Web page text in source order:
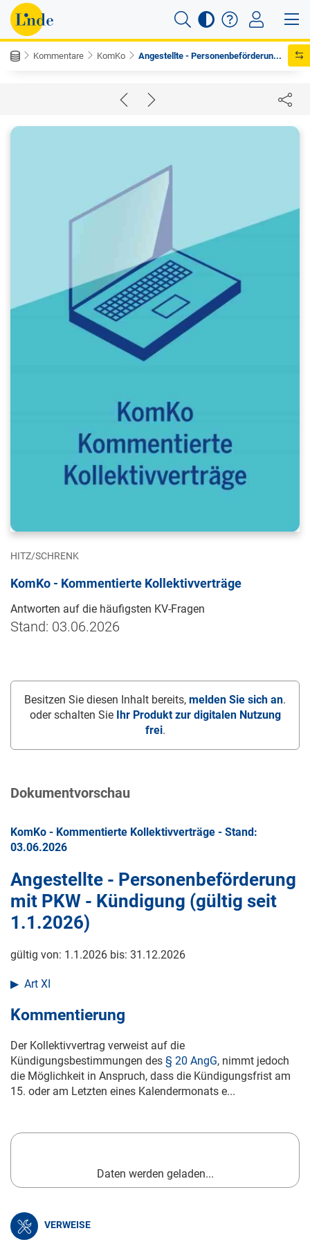
Kommentare KomKo Angestellte - Personenbeförderun...
HITZ/SCHRENK
KomKo - Kommentierte Kollektivverträge
Antworten auf die häufigsten KV-Fragen
Stand: 03.06.2026
Besitzen Sie diesen Inhalt bereits, melden Sie sich an.
oder schalten Sie
Ihr Produkt zur digitalen Nutzung
frei.
Dokumentvorschau
KomKo - Kommentierte Kollektivverträge - Stand:
03.06.2026
Angestellte - Personenbeförderung
mit PKW - Kündigung (gültig seit
1.1.2026)
gültig von: 1.1.2026 bis: 31.12.2026
Art XI
Kommentierung
Der Kollektivvertrag verweist auf die
Kündigungsbestimmungen des § 20 AngG, nimmt jedoch
die Möglichkeit in Anspruch, dass die Kündigungsfrist am
15. oder am Letzten eines Kalendermonats e...
Daten werden geladen...
VERWEISE